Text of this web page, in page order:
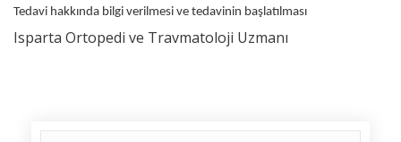
Tedavi hakkında bilgi verilmesi ve tedavinin başlatılması
Isparta Ortopedi ve Travmatoloji Uzmanı